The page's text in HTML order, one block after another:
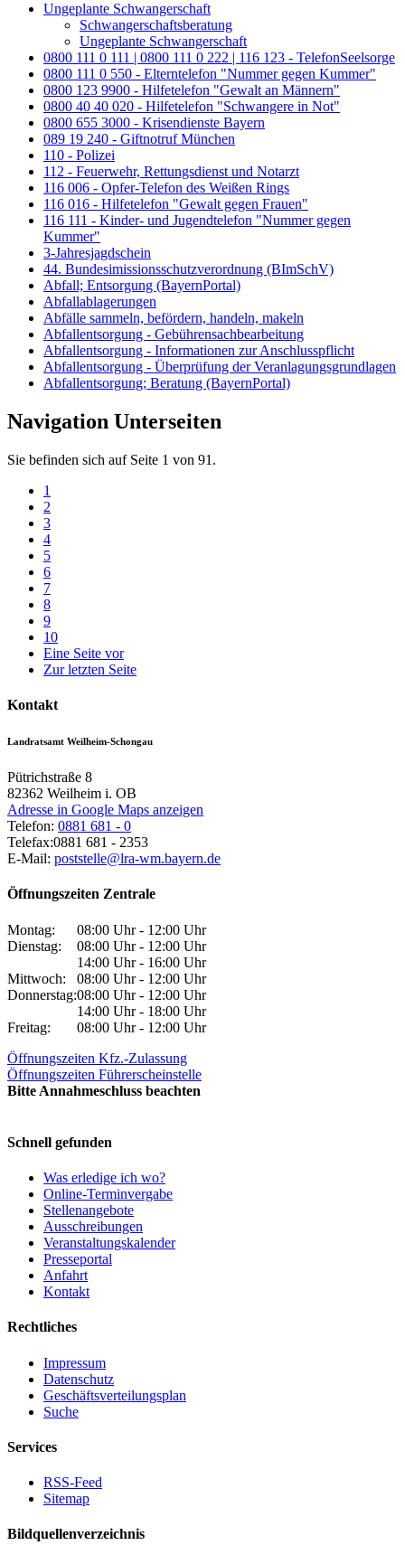
Ungeplante Schwangerschaft
Schwangerschaftsberatung
Ungeplante Schwangerschaft
0800 111 0 111 | 0800 111 0 222 | 116 123 - TelefonSeelsorge
0800 111 0 550 - Elterntelefon "Nummer gegen Kummer"
0800 123 9900 - Hilfetelefon "Gewalt an Männern"
0800 40 40 020 - Hilfetelefon "Schwangere in Not"
0800 655 3000 - Krisendienste Bayern
089 19 240 - Giftnotruf München
110 - Polizei
112 - Feuerwehr, Rettungsdienst und Notarzt
116 006 - Opfer-Telefon des Weißen Rings
116 016 - Hilfetelefon "Gewalt gegen Frauen"
116 111 - Kinder- und Jugendtelefon "Nummer gegen
Kummer"
3-Jahresjagdschein
44. Bundesimissionsschutzverordnung (BImSchV)
Abfall; Entsorgung (BayernPortal)
Abfallablagerungen
Abfälle sammeln, befördern, handeln, makeln
Abfallentsorgung - Gebührensachbearbeitung
Abfallentsorgung - Informationen zur Anschlusspflicht
Abfallentsorgung - Überprüfung der Veranlagungsgrundlagen
Abfallentsorgung; Beratung (BayernPortal)
Navigation Unterseiten
Sie befinden sich auf Seite 1 von 91.
1
2
3
4
5
6
7
8
9
10
Eine Seite vor
Zur letzten Seite
Kontakt
Landratsamt Weilheim-Schongau
Pütrichstraße 8
82362 Weilheim i. OB
Adresse in Google Maps anzeigen
Telefon: 0881 681 - 0
Telefax:0881 681 - 2353
E-Mail: poststelle@lra-wm.bayern.de
Öffnungszeiten Zentrale
Montag:
08:00 Uhr - 12:00 Uhr
Dienstag:
08:00 Uhr - 12:00 Uhr
14:00 Uhr - 16:00 Uhr
Mittwoch:
08:00 Uhr - 12:00 Uhr
Donnerstag:08:00 Uhr - 12:00 Uhr
14:00 Uhr - 18:00 Uhr
Freitag:
08:00 Uhr - 12:00 Uhr
Öffnungszeiten Kfz.-Zulassung
Öffnungszeiten Führerscheinstelle
Bitte Annahmeschluss beachten
Schnell gefunden
Was erledige ich wo?
Online-Terminvergabe
Stellenangebote
Ausschreibungen
Veranstaltungskalender
Presseportal
Anfahrt
Kontakt
Rechtliches
Impressum
Datenschutz
Geschäftsverteilungsplan
Suche
Services
RSS-Feed
Sitemap
Bildquellenverzeichnis